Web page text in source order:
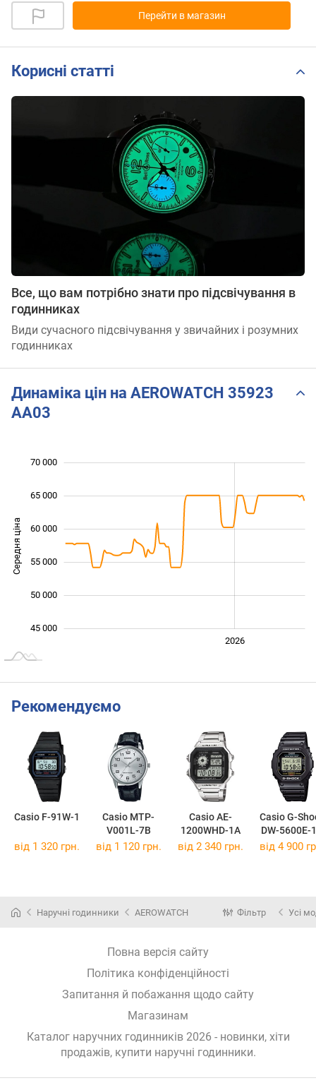
Перейти в магазин
Корисні статті
Все, що вам потрібно знати про підсвічування в
годинниках
Види сучасного підсвічування у звичайних і розумних
годинниках
Динаміка цін на AEROWATCH 35923
AA03
Середня ціна
45 000
50 000
55 000
60 000
65 000
70 000
2026
Рекомендуємо
Casio F-91W-1
Casio MTP-
V001L-7B
Casio AE-
1200WHD-1A
Casio G-
DW-5600E-
від 1 320 грн. від 1 120 грн. від 2 340 грн. від 4 900
Наручні годинники AEROWATCH Фільтр Усі
Повна версія сайту
Політика конфіденційності
Запитання й побажання щодо сайту
Магазинам
Каталог наручних годинників 2026 - новинки, хіти
продажів, купити наручні годинники.